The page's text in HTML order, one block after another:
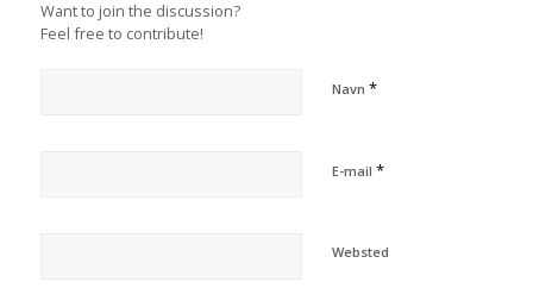
Want to join the discussion?
Feel free to contribute!
Navn *
E-mail *
Websted